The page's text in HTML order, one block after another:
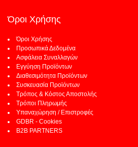
Όροι Χρήσης
Όροι Χρήσης
Προσωπικά Δεδομένα
Ασφάλεια Συναλλαγών
Εγγύηση Προϊόντων
Διαθεσιμότητα Προϊόντων
Συσκευασία Προϊόντων
Τρόπος & Κόστος Αποστολής
Τρόποι Πληρωμής
Υπαναχώρηση / Επιστροφές
GDBR - Cookies
B2B PARTNERS